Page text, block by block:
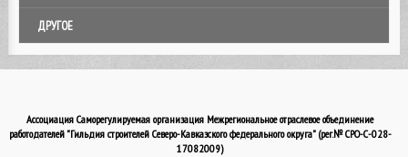
ДРУГОЕ
Ассоциация Саморегулируемая организация Межрегиональное отраслевое объединение
работодателей "Гильдия строителей Северо-Кавказского федерального округа" (рег.№ СРО-С-028-
17082009)